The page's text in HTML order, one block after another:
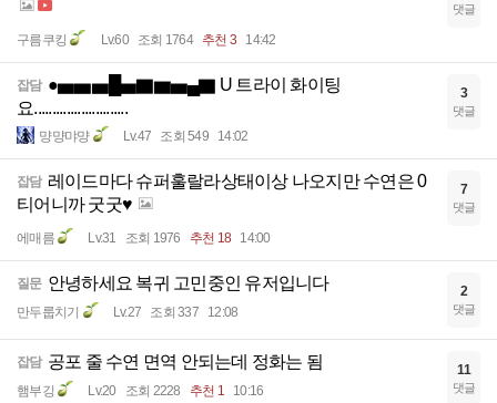
구름쿠킹 Lv.60 조회 1764 추천 3 14:42
댓글
잡담 ●▅▅▅█▅▇▆▅▄▇ U 트라이 화이팅
요..........................
먕먕먀먕 Lv.47 조회 549 14:02
3
댓글
잡담 레이드마다 슈퍼훌랄라상태이상 나오지만 수연은 0
티어니까 굿굿♥
에매름 Lv.31 조회 1976 추천 18 14:00
7
댓글
질문 안녕하세요 복귀 고민중인 유저입니다
만두룹치기 Lv.27 조회 337 12:08
2
댓글
잡담 공포 줄 수연 면역 안되는데 정화는 됨
햄부깅 Lv.20 조회 2228 추천 1 10:16
11
댓글